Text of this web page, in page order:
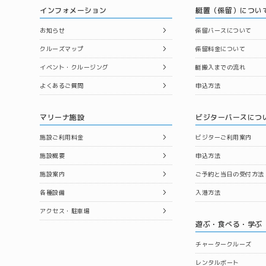
インフォメーション
お知らせ
クルーズマップ
イベント・クルージング
よくあるご質問
マリーナ施設
施設ご利用料金
施設概要
施設案内
各種設備
アクセス・駐車場
艇置（係留）につい
係留バースについて
係留料金について
艇搬入までの流れ
申込方法
ビジターバースにつ
ビジターご利用案内
申込方法
ご予約と当日の受付方法
入港方法
遊ぶ・食べる・学ぶ
チャータークルーズ
レンタルボート